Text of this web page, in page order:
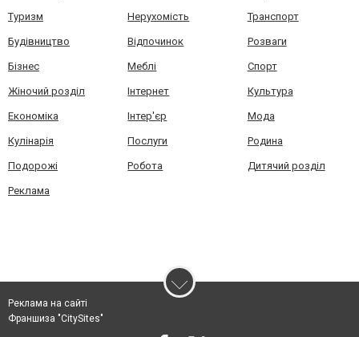
Туризм Нерухомість Транспорт
Будівництво Відпочинок Розваги
Бізнес Меблі Спорт
Жіночий розділ Інтернет Культура
Економіка Інтер'єр Мода
Кулінарія Послуги Родина
Подорожі Робота Дитячий розділ
Реклама
Реклама на сайті
Франшиза "CitySites"